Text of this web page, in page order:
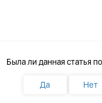
Была ли данная статья